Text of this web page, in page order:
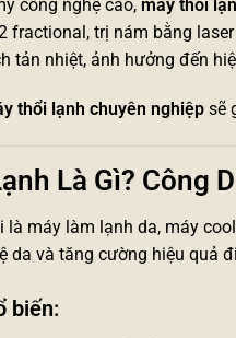
công nghệ cao, máy thổi
fractional, trị nám bằng
tản nhiệt, ảnh hưởng đến
thổi lạnh chuyên nghiệp sẽ
Là Gì? Công
là máy làm lạnh da, máy
da và tăng cường hiệu quả
biến: